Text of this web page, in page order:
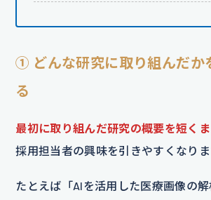
① どんな研究に取り組んだか
る
最初に取り組んだ研究の概要を短く
採用担当者の興味を引きやすくなりま
たとえば「AIを活用した医療画像の